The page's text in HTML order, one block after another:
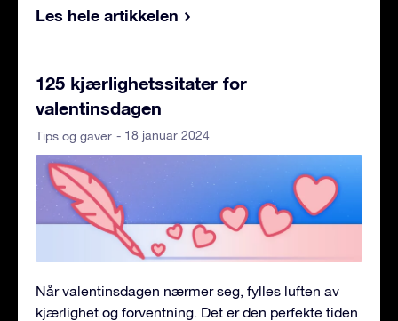
Les hele artikkelen
125 kjærlighetssitater for
valentinsdagen
Tips og gaver - 18 januar 2024
Når valentinsdagen nærmer seg, fylles luften av
kjærlighet og forventning. Det er den perfekte tiden